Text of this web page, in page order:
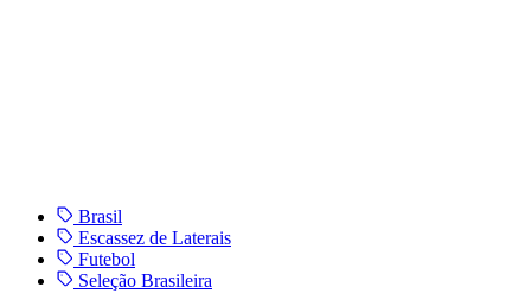
Brasil
Escassez de Laterais
Futebol
Seleção Brasileira